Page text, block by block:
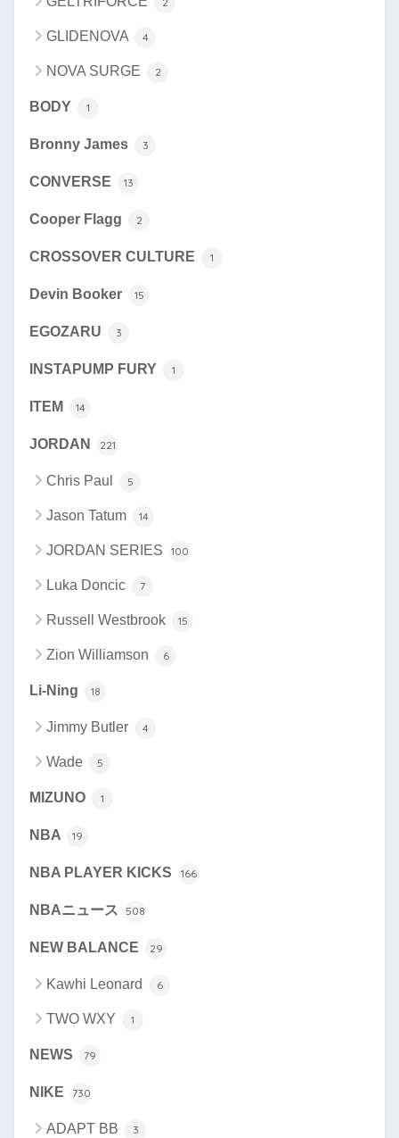
GLIDENOVA 4
NOVA SURGE 2
BODY 1
Bronny James 3
CONVERSE 13
Cooper Flagg 2
CROSSOVER CULTURE 1
Devin Booker 15
EGOZARU 3
INSTAPUMP FURY 1
ITEM 14
JORDAN 221
Chris Paul 5
Jason Tatum 14
JORDAN SERIES 100
Luka Doncic 7
Russell Westbrook 15
Zion Williamson 6
Li-Ning 18
Jimmy Butler 4
Wade 5
MIZUNO 1
NBA 19
NBA PLAYER KICKS 166
NBAニュース 508
NEW BALANCE 29
Kawhi Leonard 6
TWO WXY 1
NEWS 79
NIKE 730
ADAPT BB 3